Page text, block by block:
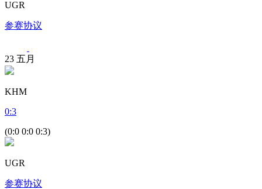
UGR
参赛协议
23 五月
KHM
0:3
(0:0 0:0 0:3)
UGR
参赛协议